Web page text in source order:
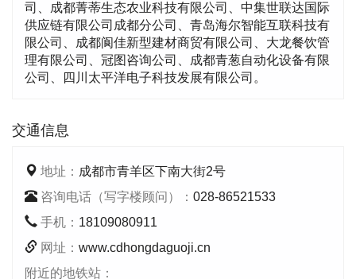
司、成都菁蒂生态农业科技有限公司、中集世联达国际
供应链有限公司成都分公司、青岛海尔智能互联科技有
限公司、成都阆佳新型建材商贸有限公司、大龙餐饮管
理有限公司、冠图咨询公司、成都青葱自动化设备有限
公司、四川太平洋电子科技发展有限公司。
交通信息
地址： 成都市青羊区下南大街2号
咨询电话（写字楼顾问）： 028-86521533
手机： 18109080911
网址： www.cdhongdaguoji.cn
附近的地铁站：